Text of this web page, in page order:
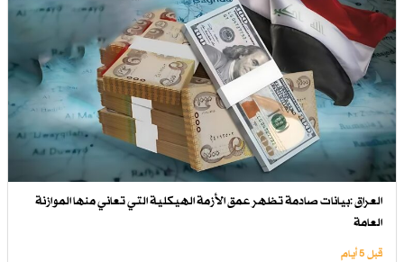
العراق :بيانات صادمة تظهر عمق الأزمة الهيكلية التي تعاني منها الموازنة
العامة
قبل 5 أيام